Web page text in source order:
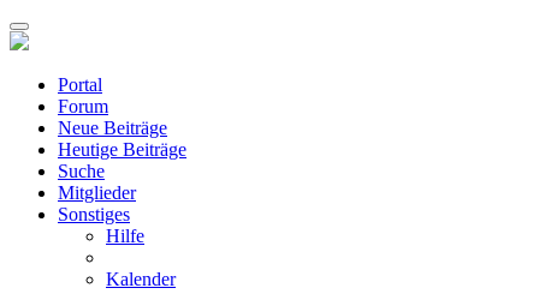
Portal
Forum
Neue Beiträge
Heutige Beiträge
Suche
Mitglieder
Sonstiges
Hilfe
Kalender